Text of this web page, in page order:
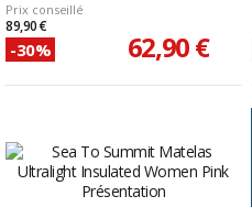
Prix conseillé
89,90 €
-30% 62,90 €